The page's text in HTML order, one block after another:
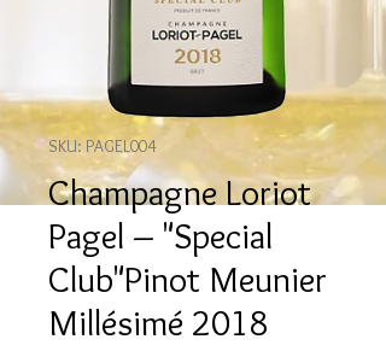
SKU: PAGEL004
Champagne Loriot
Pagel – "Special
Club"Pinot Meunier
Millésimé 2018